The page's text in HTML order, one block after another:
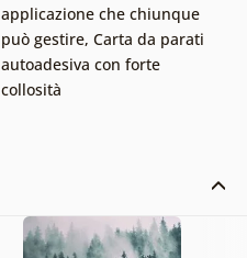
applicazione che chiunque
può gestire, Carta da parati
autoadesiva con forte
collosità